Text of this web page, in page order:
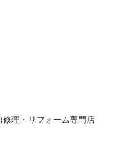
理・リフォーム専門店